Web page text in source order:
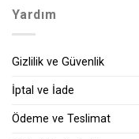
Yardım
Gizlilik ve Güvenlik
İptal ve İade
Ödeme ve Teslimat